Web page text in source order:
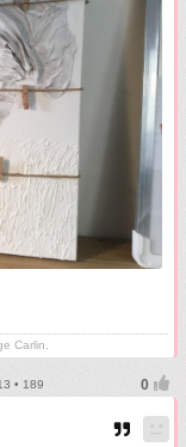
Carlin.
• 189